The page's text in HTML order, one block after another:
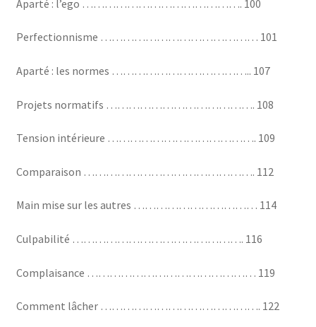
Aparté : l’ego ……………………………………. 100
Perfectionnisme …………………………………… 101
Aparté : les normes ……………………………….. 107
Projets normatifs …………………………………. 108
Tension intérieure …………………………………. 109
Comparaison ………………………………………. 112
Main mise sur les autres …………………………… 114
Culpabilité ………………………………………. 116
Complaisance ……………………………………… 119
Comment lâcher ……………………………………. 122